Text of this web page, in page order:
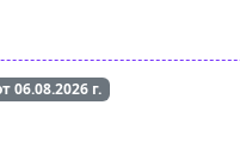
06.08.2026г.